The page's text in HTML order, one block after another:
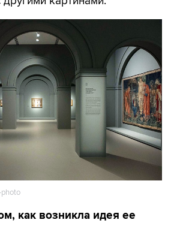
как возникла идея ее